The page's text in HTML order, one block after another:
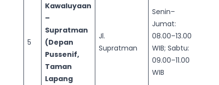
5
Kawaluyaan
–
Supratman
(Depan
Pussenif,
Taman
Lapang
Jl.
Supratman
Senin–
Jumat:
08.00–13.00
WIB; Sabtu:
09.00–11.00
WIB